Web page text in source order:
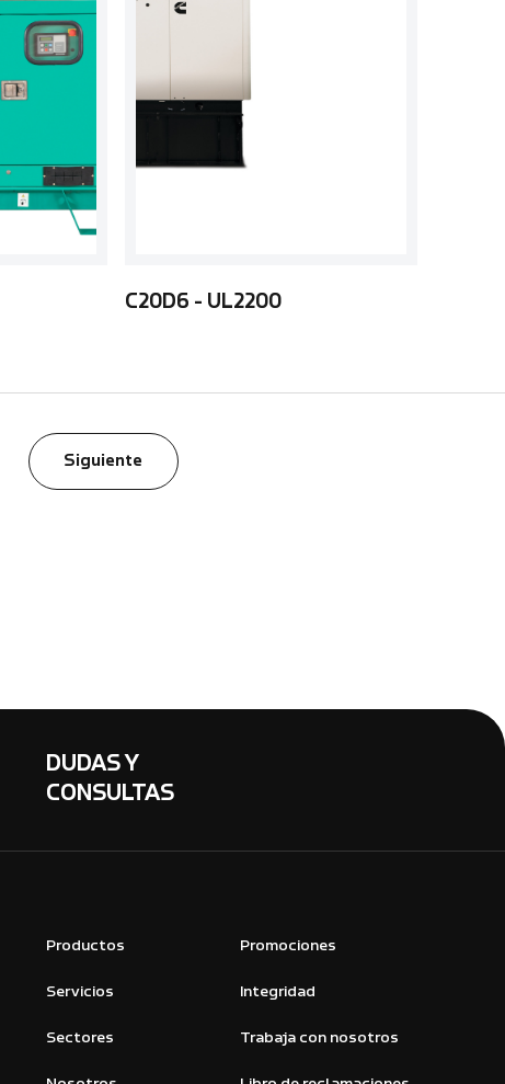
C20D6 - UL2200
Siguiente
DUDAS Y
CONSULTAS
Productos
Servicios
Sectores
Promociones
Integridad
Trabaja con nosotros